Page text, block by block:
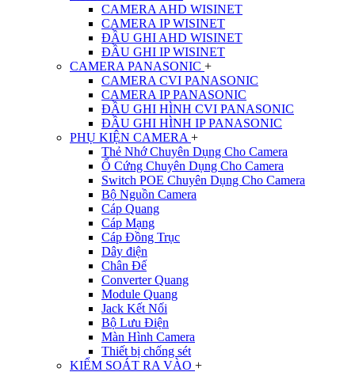
CAMERA AHD WISINET
CAMERA IP WISINET
ĐẦU GHI AHD WISINET
ĐẦU GHI IP WISINET
CAMERA PANASONIC +
CAMERA CVI PANASONIC
CAMERA IP PANASONIC
ĐẦU GHI HÌNH CVI PANASONIC
ĐẦU GHI HÌNH IP PANASONIC
PHỤ KIỆN CAMERA +
Thẻ Nhớ Chuyên Dụng Cho Camera
Ổ Cứng Chuyên Dụng Cho Camera
Switch POE Chuyên Dụng Cho Camera
Bộ Nguồn Camera
Cáp Quang
Cáp Mạng
Cáp Đồng Trục
Dây điện
Chân Đế
Converter Quang
Module Quang
Jack Kết Nối
Bộ Lưu Điện
Màn Hình Camera
Thiết bị chống sét
KIỂM SOÁT RA VÀO +